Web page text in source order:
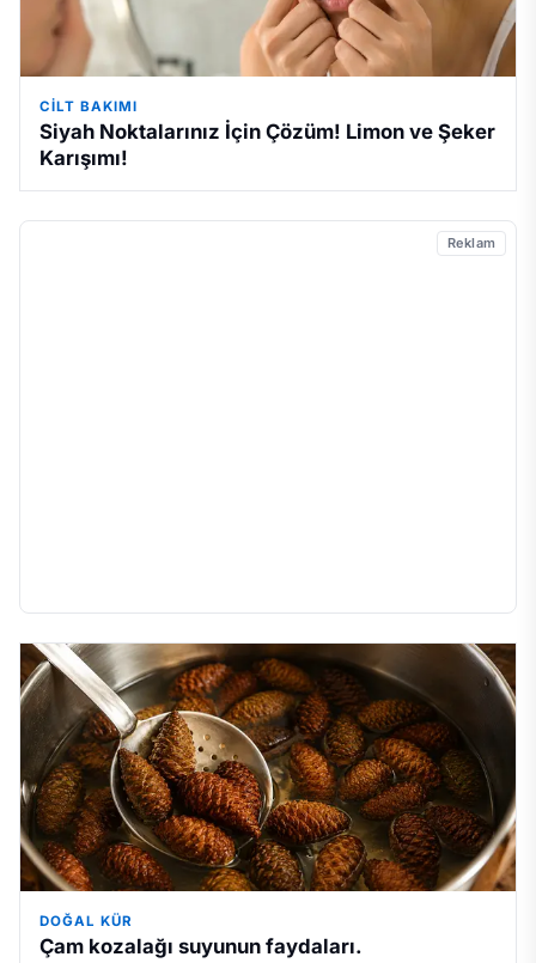
CILT BAKIMI
Siyah Noktalarınız İçin Çözüm! Limon ve Şeker
Karışımı!
Reklam
DOĞAL KÜR
Çam kozalağı suyunun faydaları.